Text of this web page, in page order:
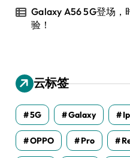
Galaxy A56 5G登场，
验！
云标签
5G Galaxy
OPPO Pro